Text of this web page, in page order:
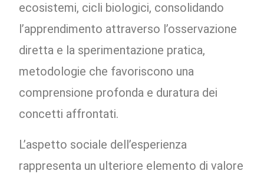
ecosistemi, cicli biologici, consolidando
l’apprendimento attraverso l’osservazione
diretta e la sperimentazione pratica,
metodologie che favoriscono una
comprensione profonda e duratura dei
concetti affrontati.
L’aspetto sociale dell’esperienza
rappresenta un ulteriore elemento di valore